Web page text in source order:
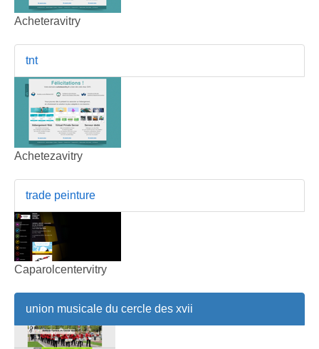
Acheteravitry
tnt
Achetezavitry
trade peinture
Caparolcentervitry
union musicale du cercle des xvii